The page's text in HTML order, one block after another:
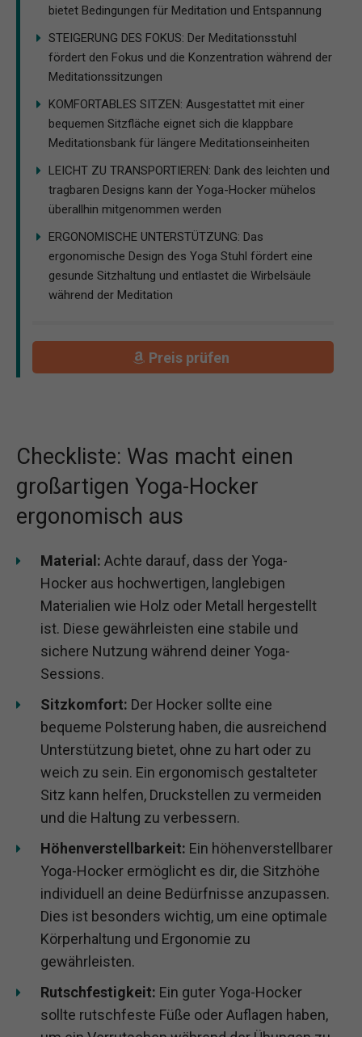
bietet Bedingungen für Meditation und Entspannung
STEIGERUNG DES FOKUS: Der Meditationsstuhl
fördert den Fokus und die Konzentration während der
Meditationssitzungen
KOMFORTABLES SITZEN: Ausgestattet mit einer
bequemen Sitzfläche eignet sich die klappbare
Meditationsbank für längere Meditationseinheiten
LEICHT ZU TRANSPORTIEREN: Dank des leichten und
tragbaren Designs kann der Yoga-Hocker mühelos
überallhin mitgenommen werden
ERGONOMISCHE UNTERSTÜTZUNG: Das
ergonomische Design des Yoga Stuhl fördert eine
gesunde Sitzhaltung und entlastet die Wirbelsäule
während der Meditation
Preis prüfen
Checkliste: Was macht einen
großartigen Yoga-Hocker
ergonomisch aus
Material: Achte darauf, dass der Yoga-
Hocker aus hochwertigen, langlebigen
Materialien wie Holz oder Metall hergestellt
ist. Diese gewährleisten eine stabile und
sichere Nutzung während deiner Yoga-
Sessions.
Sitzkomfort: Der Hocker sollte eine
bequeme Polsterung haben, die ausreichend
Unterstützung bietet, ohne zu hart oder zu
weich zu sein. Ein ergonomisch gestalteter
Sitz kann helfen, Druckstellen zu vermeiden
und die Haltung zu verbessern.
Höhenverstellbarkeit: Ein höhenverstellbarer
Yoga-Hocker ermöglicht es dir, die Sitzhöhe
individuell an deine Bedürfnisse anzupassen.
Dies ist besonders wichtig, um eine optimale
Körperhaltung und Ergonomie zu
gewährleisten.
Rutschfestigkeit: Ein guter Yoga-Hocker
sollte rutschfeste Füße oder Auflagen haben,